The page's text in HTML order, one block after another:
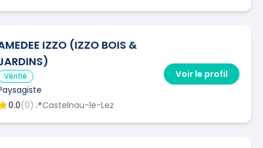
IZZO (IZZO BOIS &
Vérifié
0.0(0) 📍Castelnau-le-Lez
Voir le profil